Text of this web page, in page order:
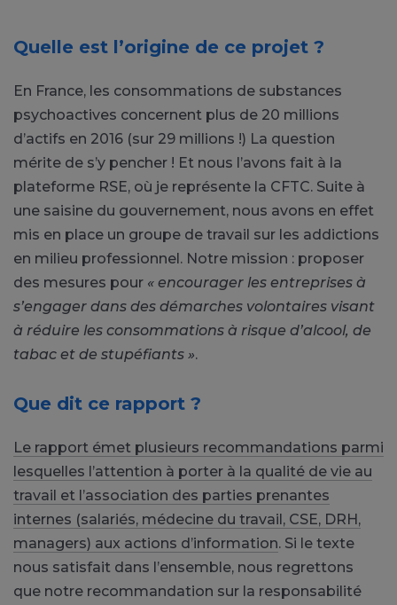
Quelle est l’origine de ce projet ?
En France, les consommations de substances
psychoactives concernent plus de 20 millions
d’actifs en 2016 (sur 29 millions !) La question
mérite de s’y pencher ! Et nous l’avons fait à la
plateforme RSE, où je représente la CFTC. Suite à
une saisine du gouvernement, nous avons en effet
mis en place un groupe de travail sur les addictions
en milieu professionnel. Notre mission : proposer
des mesures pour « encourager les entreprises à
s’engager dans des démarches volontaires visant
à réduire les consommations à risque d’alcool, de
tabac et de stupéfiants ».
Que dit ce rapport ?
Le rapport émet plusieurs recommandations parmi
lesquelles l’attention à porter à la qualité de vie au
travail et l’association des parties prenantes
internes (salariés, médecine du travail, CSE, DRH,
managers) aux actions d’information. Si le texte
nous satisfait dans l’ensemble, nous regrettons
que notre recommandation sur la responsabilité